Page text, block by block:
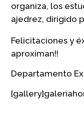
organiza, los
ajedrez, dirigido
Felicitaciones y
aproximan!!
Departamento